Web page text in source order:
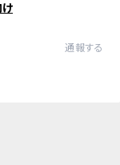
通報する